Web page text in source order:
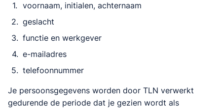
voornaam, initialen, achternaam
geslacht
functie en werkgever
e-mailadres
telefoonnummer
Je persoonsgegevens worden door TLN verwerkt
gedurende de periode dat je gezien wordt als